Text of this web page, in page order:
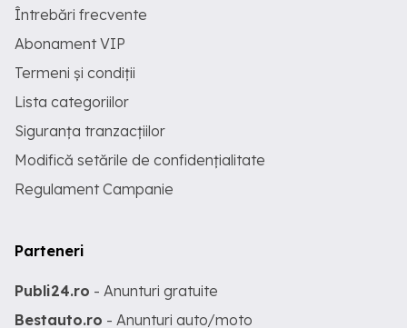
Întrebări frecvente
Abonament VIP
Termeni și condiții
Lista categoriilor
Siguranța tranzacțiilor
Modifică setările de confidențialitate
Regulament Campanie
Parteneri
Publi24.ro - Anunturi gratuite
Bestauto.ro - Anunturi auto/moto